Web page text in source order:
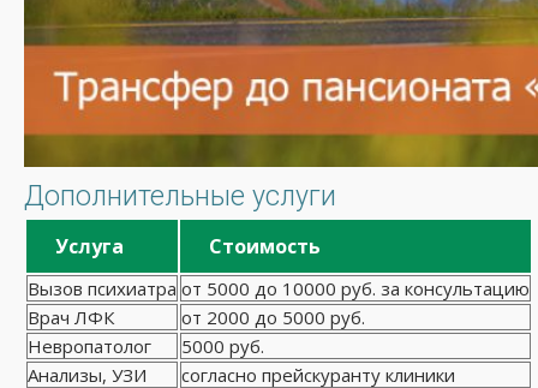
Дополнительные услуги
Услуга Стоимость
Вызов психиатра от 5000 до 10000 руб. за консультацию
Врач ЛФК
от 2000 до 5000 руб.
Невропатолог
5000 руб.
Анализы, УЗИ
согласно прейскуранту клиники